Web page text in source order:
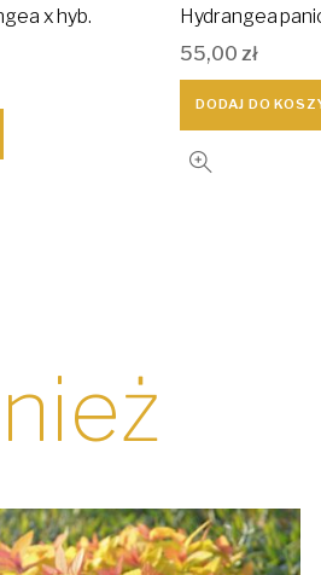
x hyb.
Hydrangea
55,00 zł
DODAJ DO